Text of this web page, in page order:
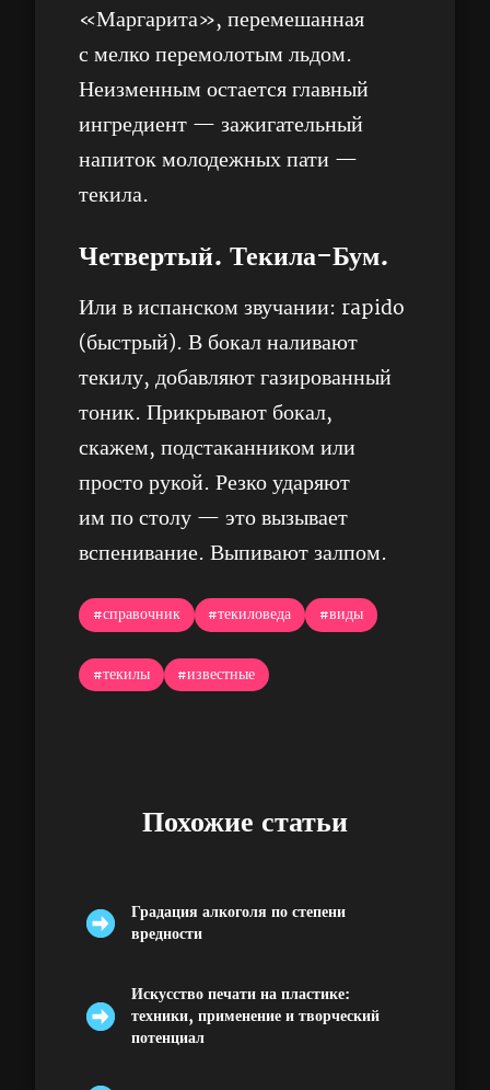
«Маргарита», перемешанная
с мелко перемолотым льдом.
Неизменным остается главный
ингредиент — зажигательный
напиток молодежных пати —
текила.
Четвертый. Текила-Бум.
Или в испанском звучании: rapido
(быстрый). В бокал наливают
текилу, добавляют газированный
тоник. Прикрывают бокал,
скажем, подстаканником или
просто рукой. Резко ударяют
им по столу — это вызывает
вспенивание. Выпивают залпом.
#справочник #текиловеда #виды
#текилы #известные
Похожие статьи
Градация алкоголя по степени
вредности
Искусство печати на пластике:
техники, применение и творческий
потенциал